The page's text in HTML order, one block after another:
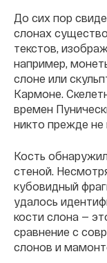
До сих пор
слонах
текстов,
например,
слоне или
Кармоне.
времен
никто прежде не
Кость
стеной.
кубовидный
удалось
кости слона —
сравнение с
слонов и